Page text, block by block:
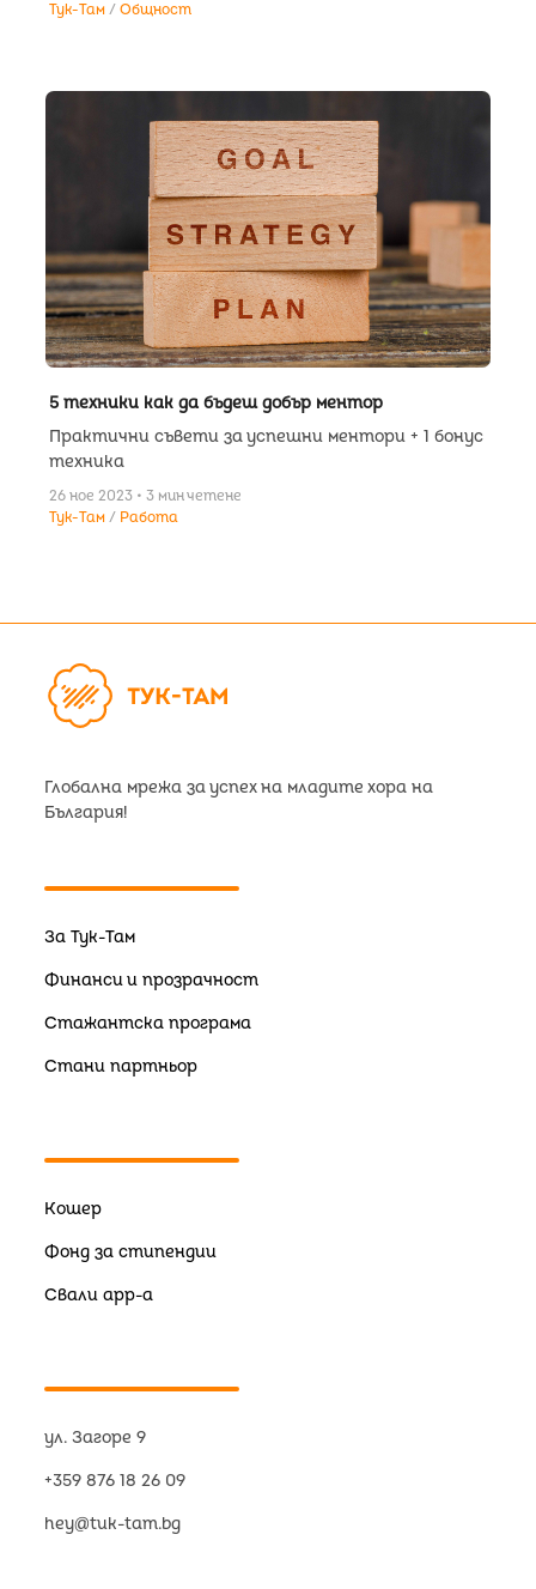
Тук-Там
Общност
5 техники как да бъдеш добър ментор
Практични съвети за успешни ментори + 1 бонус
техника
26 ное 2023 • 3 мин четене
Тук-Там
Работа
Глобална мрежа за успех на младите хора на
България!
За Тук-Там
Финанси и прозрачност
Стажантска програма
Стани партньор
Кошер
Фонд за стипендии
Свали app-a
ул. Загоре 9
+359 876 18 26 09
hey@tuk-tam.bg